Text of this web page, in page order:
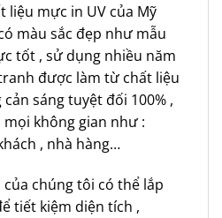
liệu mực in UV của Mỹ
màu sắc đẹp như mẫu
tốt , sử dụng nhiều năm
được làm từ chất liệu
sáng tuyệt đối 100% ,
không gian như :
, nhà hàng…
chúng tôi có thể lắp
tiết kiệm diện tích ,